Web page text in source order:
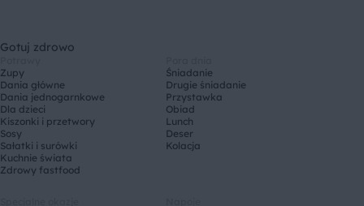
Gotuj zdrowo
Zupy
Dania główne
Dania jednogarnkowe
Dla dzieci
Kiszonki i przetwory
Sosy
Sałatki i surówki
Kuchnie świata
Zdrowy fastfood
Śniadanie
Drugie śniadanie
Przystawka
Obiad
Lunch
Deser
Kolacja